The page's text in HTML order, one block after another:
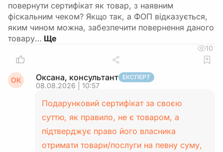
повернути сертифікат як товар, з наявним
фіскальним чеком? Якщо так, а ФОП відказується,
яким чином можна, забезпечити повернення даного
товару…
10
ОК Оксана, консультант ЕКСПЕРТ
08.08.2026 | 10:57
Подарунковий сертифікат за своєю
суттю, як правило, не є товаром, а
підтверджує право його власника
отримати товари/послуги на певну суму,